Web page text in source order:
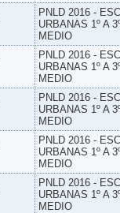
PNLD 2016 -
URBANAS 1º A
MEDIO
PNLD 2016 -
URBANAS 1º A
MEDIO
PNLD 2016 -
URBANAS 1º A
MEDIO
PNLD 2016 -
URBANAS 1º A
MEDIO
PNLD 2016 -
URBANAS 1º A
MEDIO